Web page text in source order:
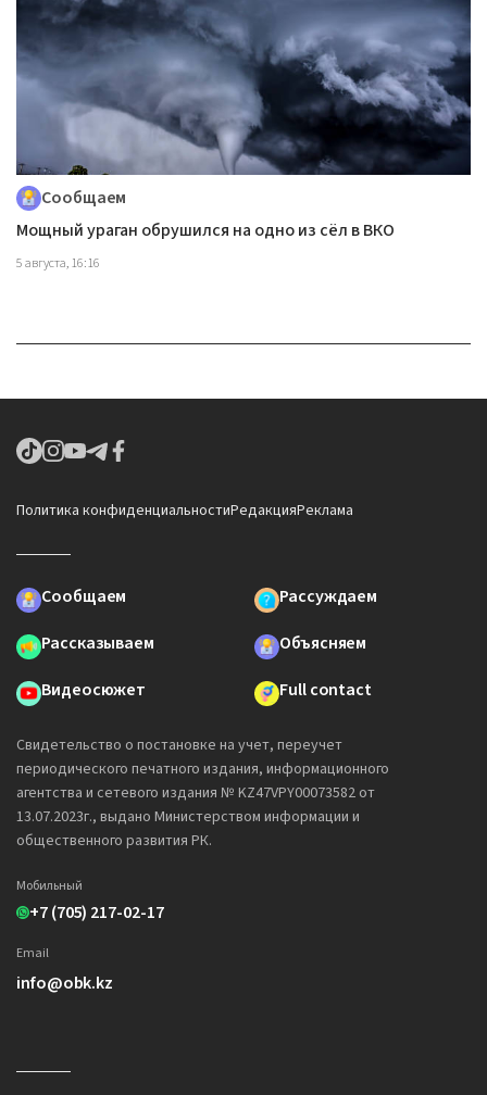
Сообщаем
Мощный ураган обрушился на одно из сёл в ВКО
5 августа, 16:16
Политика конфиденциальностиРедакцияРеклама
Сообщаем
Рассуждаем
Рассказываем
Объясняем
Видеосюжет
Full contact
Свидетельство о постановке на учет, переучет
периодического печатного издания, информационного
агентства и сетевого издания № KZ47VPY00073582 от
13.07.2023г., выдано Министерством информации и
общественного развития РК.
Мобильный
+7 (705) 217-02-17
Email
info@obk.kz